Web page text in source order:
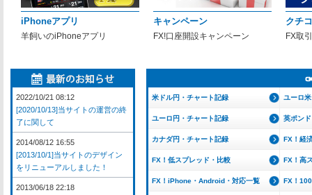
iPhoneアプリ
羊飼いのiPhoneアプリ
キャンペーン
FX!口座開設キャンペーン
クチ
FX取
米ドル円・チャート記録 ユーロ
ユーロ円・チャート記録 英ポン
カナダ円・チャート記録 FX！経
FX！低スプレッド・比較 FX！高
FX！iPhone・Android・対応一覧 FX！
2022/10/21 08:12
[2020/10/13]当サイトの運営の終
了に関して
2014/08/12 16:55
[2013/10/1]当サイトのデザイン
をリニューアルしました！
2013/06/18 22:18